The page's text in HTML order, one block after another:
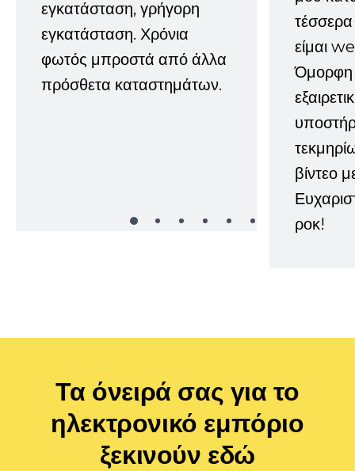
εγκατάσταση, γρήγορη
εγκατάσταση. Χρόνια
φωτός μπροστά από άλλα
πρόσθετα καταστημάτων.
είμαι
Όμορφη
βίντεο
ροκ!
Τα όνειρά σας για το
ηλεκτρονικό εμπόριο
ξεκινούν εδώ